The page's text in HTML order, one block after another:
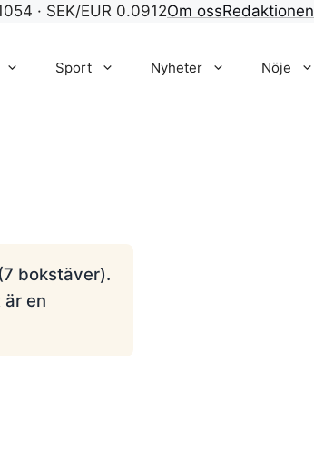
· SEK/EUR 0.0912Om ossRedaktionen
Sport Nyheter Nöje
(7 bokstäver).
en